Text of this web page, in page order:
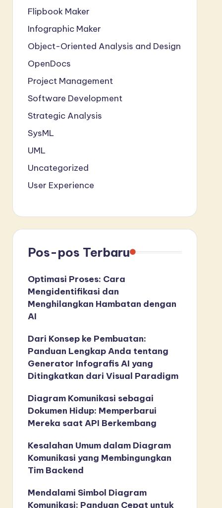
Flipbook Maker
Infographic Maker
Object-Oriented Analysis and Design
OpenDocs
Project Management
Software Development
Strategic Analysis
SysML
UML
Uncategorized
User Experience
Pos-pos Terbaru
Optimasi Proses: Cara
Mengidentifikasi dan
Menghilangkan Hambatan dengan
AI
Dari Konsep ke Pembuatan:
Panduan Lengkap Anda tentang
Generator Infografis AI yang
Ditingkatkan dari Visual Paradigm
Diagram Komunikasi sebagai
Dokumen Hidup: Memperbarui
Mereka saat API Berkembang
Kesalahan Umum dalam Diagram
Komunikasi yang Membingungkan
Tim Backend
Mendalami Simbol Diagram
Komunikasi: Panduan Cepat untuk